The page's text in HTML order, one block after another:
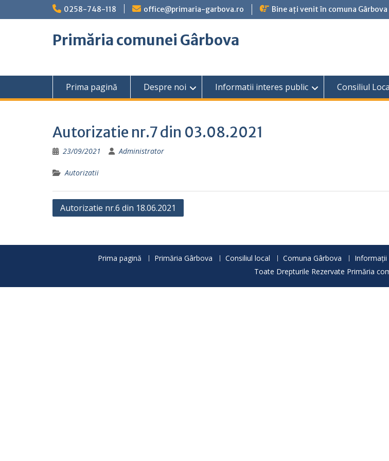
0258-748-118 office@primaria-garbova.ro Bine ați venit în comuna Gârbova
Primăria comunei Gârbova
Prima pagină Despre noi Informatii interes public Consiliul
Autorizatie nr.7 din 03.08.2021
23/09/2021 Administrator
Autorizatii
Navigare
Autorizatie nr.6 din 18.06.2021
Prima pagină Primăria Gârbova Consiliul local Comuna Gârbova Informații
Toate Drepturile Rezervate Primăria